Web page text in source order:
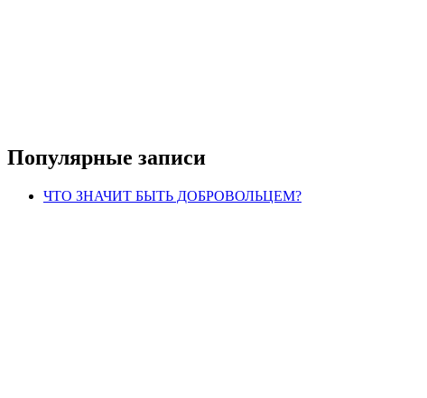
Популярные записи
ЧТО ЗНАЧИТ БЫТЬ ДОБРОВОЛЬЦЕМ?